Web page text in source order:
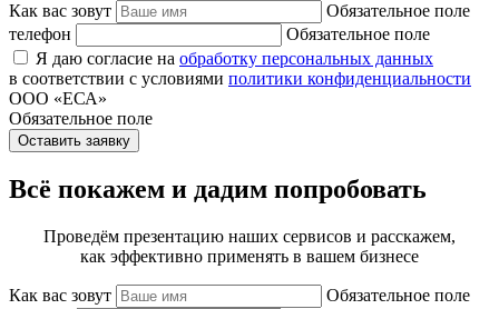
Как вас зовут
Обязательное поле
телефон
Обязательное поле
Я даю согласие на обработку персональных данных
в соответствии с условиями политики конфиденциальности
ООО «ЕСА»
Обязательное поле
Оставить заявку
Всё покажем и дадим попробовать
Проведём презентацию наших сервисов и расскажем,
как эффективно применять в вашем бизнесе
Как вас зовут
Обязательное поле